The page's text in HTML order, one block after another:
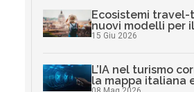
Ecosistemi
nuovi modelli per
15 Giu 2026
L’IA nel turismo
la mappa italiana